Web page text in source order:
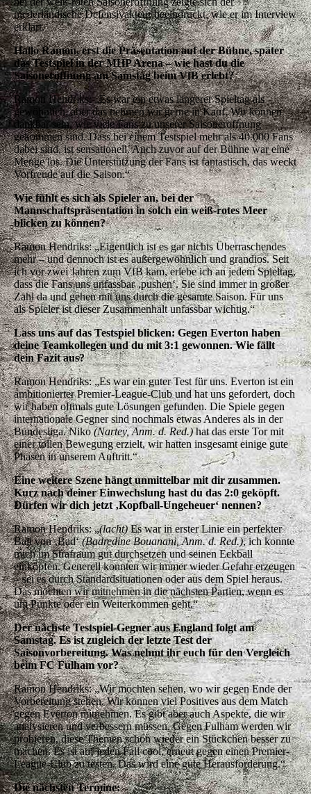
niederländische Defensivakteur beeindruckt, wie er im Interview
erklärt.
Hallo Ramon, erst die Präsentation auf der Bühne, später
das Testspiel in der MHP Arena – wie hast du die
Saisoneröffnung am Samstag beim VfB erlebt?
Ramon Hendriks:„Es war ein etwas längerer Spieltag als
gewöhnlich, aber das nehmen wir gerne in Kauf. Wir können
dankbar sein, wie viele Fans zu unserer Saisoneröffnung
gekommen sind. Dass bei einem Testspiel mehr als 40.000 Fans
dabei sind, ist sensationell. Auch zuvor auf der Bühne war eine
Menge los. Die Unterstützung der Fans ist fantastisch, das weckt
Vorfreude auf die Saison.“
Wie fühlt es sich als Spieler an, bei der
Mannschaftspräsentation in solch ein weiß-rotes Meer
blicken zu können?
Ramon Hendriks:„Eigentlich ist es gar nichts Überraschendes
mehr – und dennoch ist es außergewöhnlich und grandios. Seit
ich vor zwei Jahren zum VfB kam, erlebe ich an jedem Spieltag,
dass die Fans uns unfassbar ‚pushen‘. Sie sind immer in großer
Zahl da und gehen mit uns durch die gesamte Saison. Für uns
als Spieler ist dieser Zusammenhalt unfassbar wichtig.“
Lass uns auf das Testspiel blicken: Gegen Everton haben
deine Teamkollegen und du mit 3:1 gewonnen. Wie fällt
dein Fazit aus?
Ramon Hendriks:„Es war ein guter Test für uns. Everton ist ein
ambitionierter Premier-League-Club und hat uns gefordert, doch
wir haben oftmals gute Lösungen gefunden. Die Spiele gegen
internationale Gegner sind nochmals etwas Anderes als in der
Bundesliga. Niko(Nartey, Anm. d. Red.)hat das erste Tor mit
einer tollen Bewegung erzielt, wir hatten insgesamt einige gute
Phasen in unserem Auftritt.“
Eine weitere Szene hängt unmittelbar mit dir zusammen.
Kurz nach deiner Einwechslung hast du das 2:0 geköpft.
Dürfen wir dich jetzt ‚Kopfball-Ungeheuer‘ nennen?
Ramon Hendriks:„(lacht)Es war in erster Linie ein perfekter
Ball von ‚Bad‘(Badredine Bouanani, Anm. d. Red.), ich konnte
mich im Strafraum gut durchsetzen und seinen Eckball
einköpfen. Generell konnten wir immer wieder Gefahr erzeugen
– sei es durch Standardsituationen oder aus dem Spiel heraus.
Das möchten wir mitnehmen in die nächsten Partien, wenn es
um Punkte oder ein Weiterkommen geht.“
Der nächste Testspiel-Gegner aus England folgt am
Samstag. Es ist zugleich der letzte Test der
Saisonvorbereitung. Was nehmt ihr euch für den Vergleich
beim FC Fulham vor?
Ramon Hendriks:„Wir möchten sehen, wo wir gegen Ende der
Vorbereitung stehen. Wir können viel Positives aus dem Match
gegen Everton mitnehmen. Es gibt aber auch Aspekte, die wir
analysieren und verbessern müssen. Gegen Fulham werden wir
probieren, diese Themen schon wieder ein Stückchen besser zu
machen. Es ist auf jeden Fall cool, erneut gegen einen Premier-
League-Club zu testen. Das wird eine gute Herausforderung.“
Die nächsten Termine: